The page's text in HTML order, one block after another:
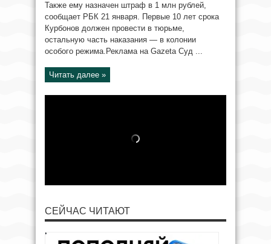
Также ему назначен штраф в 1 млн рублей,
сообщает РБК 21 января. Первые 10 лет срока
Курбонов должен провести в тюрьме,
остальную часть наказания — в колонии
особого режима.Реклама на Gazeta Суд ...
Читать далее »
СЕЙЧАС ЧИТАЮТ